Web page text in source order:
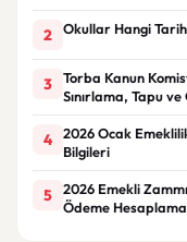
2 Okullar Hangi
3
Torba Kanun
Sınırlama, Tapu
4
2026 Ocak
Bilgileri
5
2026 Emekli
Ödeme